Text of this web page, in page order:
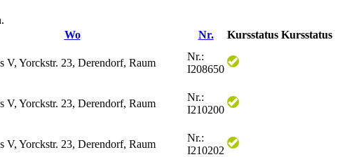
Wo Nr. Kursstatus Kursstatus
V, Yorckstr. 23, Derendorf, Raum
Nr.:
I208650
V, Yorckstr. 23, Derendorf, Raum
Nr.:
I210200
V, Yorckstr. 23, Derendorf, Raum
Nr.:
I210202